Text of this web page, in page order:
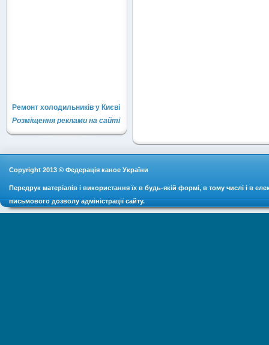
Ремонт холодильників у Києві
Розміщення реклами на сайті
Copyright 2013 © Федерація каное України
Передрук матеріалів і використання їх в будь-якій формі, в тому числі і в
письмового дозволу адміністрації сайту.